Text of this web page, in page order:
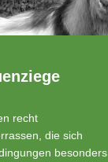
recht
die sich
besonders